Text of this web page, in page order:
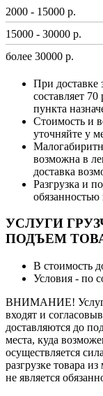
2000 - 15000 р.
15000 - 30000 р.
более 30000 р.
При доставке
составляет
пункта
Стоимость и
уточняйте у
возможна в
доставка
Разгрузка и
обязанностью
УСЛУГИ
ПОДЪЕМ
В стоимость
Условия - по
ВНИМАНИЕ! Услуги
входят и
доставляются до
места, куда
осуществляется
разгрузке товара
не является